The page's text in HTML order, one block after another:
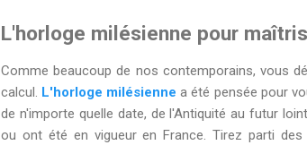
L'horloge milésienne pour
Comme beaucoup de nos contemporains, vous
calcul. L'horloge milésienne a été pensée pour
de n'importe quelle date, de l'Antiquité au futur
ou ont été en vigueur en France. Tirez parti